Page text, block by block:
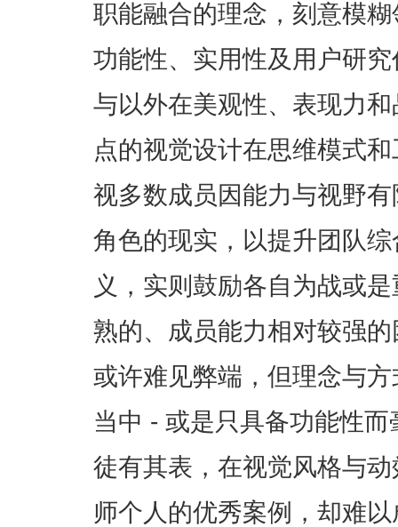
职能融合的理念，刻意模
功能性、实用性及用户研
与以外在美观性、表现力
点的视觉设计在思维模式
视多数成员因能力与视野
角色的现实，以提升团队
义，实则鼓励各自为战或
熟的、成员能力相对较强
或许难见弊端，但理念与
当中 - 或是只具备功能性
徒有其表，在视觉风格与
师个人的优秀案例，却难